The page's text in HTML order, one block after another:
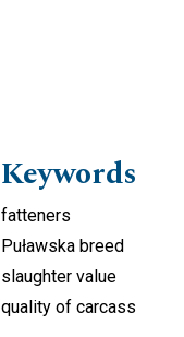
Keywords
fatteners
Puławska breed
slaughter value
quality of carcass